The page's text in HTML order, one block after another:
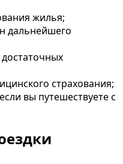
жилья;
дальнейшего
страхования;
вы путешествуете с